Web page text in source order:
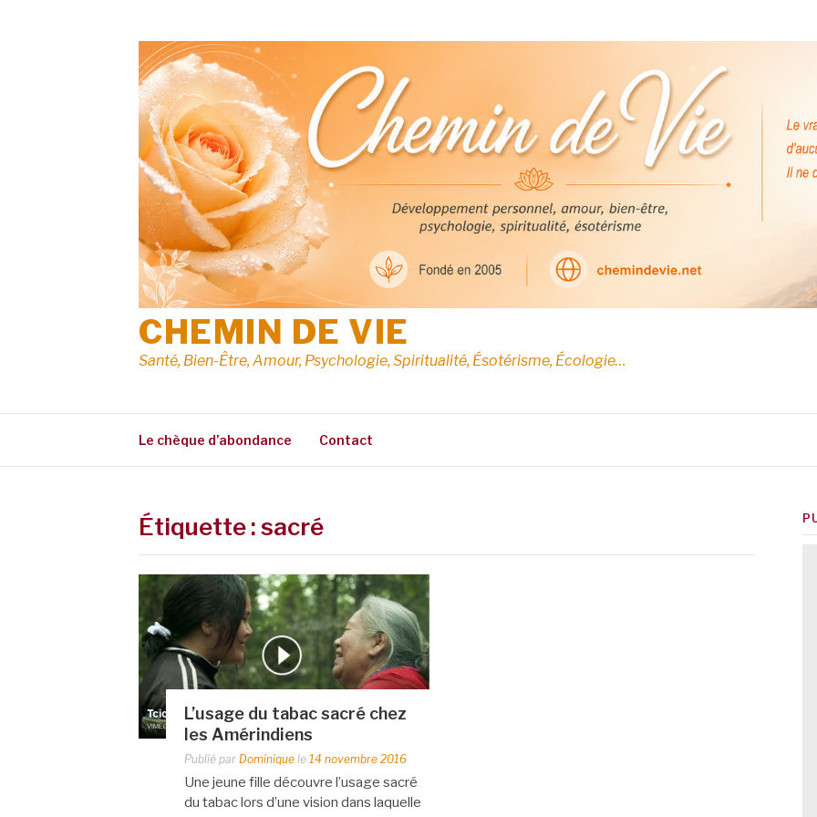
CHEMIN DE VIE
Santé, Bien-Être, Amour, Psychologie, Spiritualité, Ésotérisme, Écologie…
Le chèque d’abondance Contact
Étiquette :sacré
L’usage du tabac sacré chez
les Amérindiens
Publié par Dominique le 14 novembre 2016
Une jeune fille découvre l’usage sacré
du tabac lors d’une vision dans laquelle